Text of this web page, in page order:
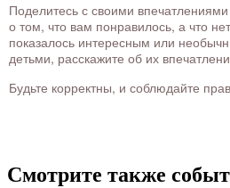
Поделитесь с своими
о том, что вам понравилось, а что
показалось интересным или
детьми, расскажите об их
Будьте корректны, и соблюдайте
Смотрите также